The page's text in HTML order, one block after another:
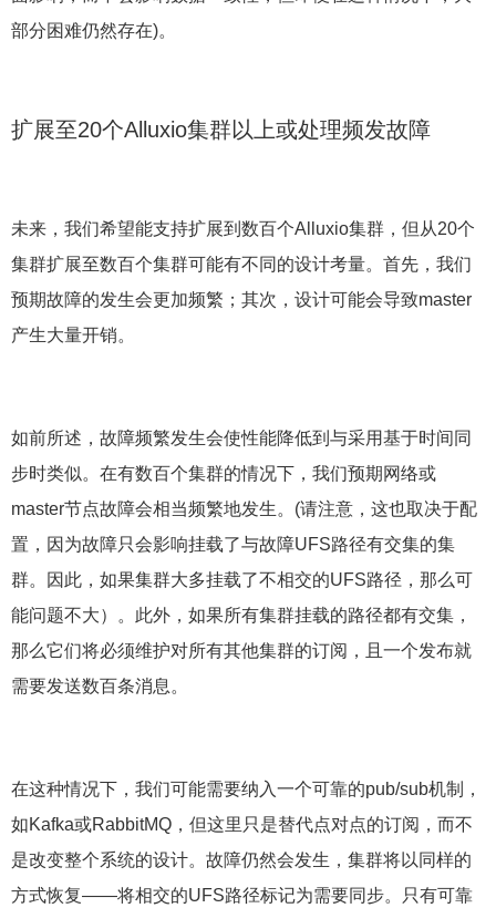
部分困难仍然存在)。
扩展至20个Alluxio集群以上或处理频发故障
未来，我们希望能支持扩展到数百个Alluxio集群，但从20个
集群扩展至数百个集群可能有不同的设计考量。首先，我们
预期故障的发生会更加频繁；其次，设计可能会导致master
产生大量开销。
如前所述，故障频繁发生会使性能降低到与采用基于时间同
步时类似。在有数百个集群的情况下，我们预期网络或
master节点故障会相当频繁地发生。(请注意，这也取决于配
置，因为故障只会影响挂载了与故障UFS路径有交集的集
群。因此，如果集群大多挂载了不相交的UFS路径，那么可
能问题不大）。此外，如果所有集群挂载的路径都有交集，
那么它们将必须维护对所有其他集群的订阅，且一个发布就
需要发送数百条消息。
在这种情况下，我们可能需要纳入一个可靠的pub/sub机制，
如Kafka或RabbitMQ，但这里只是替代点对点的订阅，而不
是改变整个系统的设计。故障仍然会发生，集群将以同样的
方式恢复——将相交的UFS路径标记为需要同步。只有可靠